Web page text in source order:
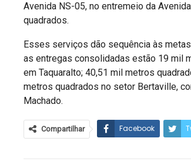
Avenida NS-05, no entremeio da
quadrados.
Esses serviços dão sequência às
as entregas consolidadas estão 19 mil
em Taquaralto; 40,51 mil metros
metros quadrados no setor Bertaville,
Machado.
Compartilhar Facebook